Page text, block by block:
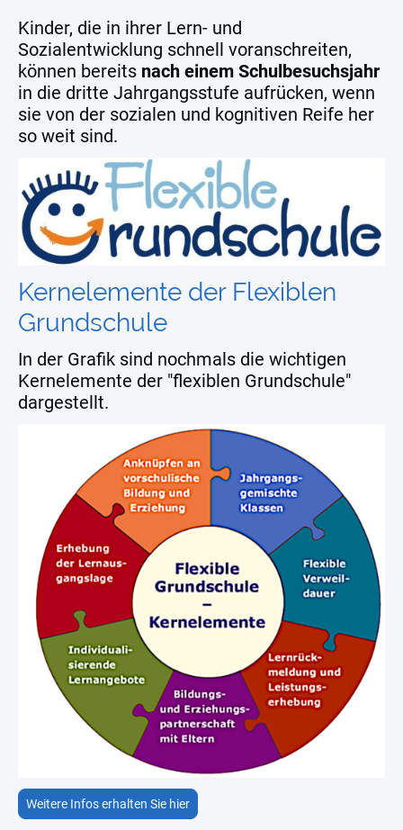
Kinder, die in ihrer Lern- und
Sozialentwicklung schnell voranschreiten,
können bereits nach einem Schulbesuchsjahr
in die dritte Jahrgangsstufe aufrücken, wenn
sie von der sozialen und kognitiven Reife her
so weit sind.
Kernelemente der Flexiblen
Grundschule
In der Grafik sind nochmals die wichtigen
Kernelemente der "flexiblen Grundschule"
dargestellt.
Weitere Infos erhalten Sie hier